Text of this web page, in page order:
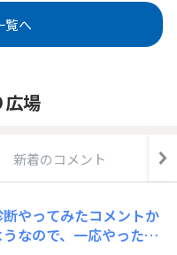
覧へ
広場
新着のコメント
断やってみたコメントか
なので、一応やった診